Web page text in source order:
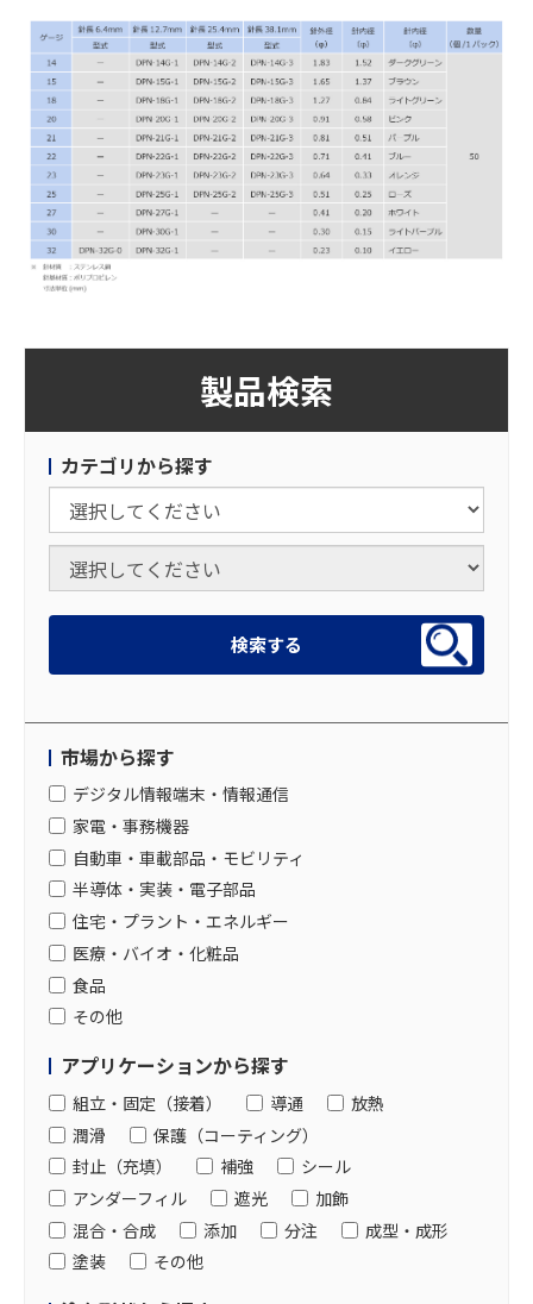
製品検索
カテゴリから探す
市場から探す
デジタル情報端末・情報通信
家電・事務機器
自動車・車載部品・モビリティ
半導体・実装・電子部品
住宅・プラント・エネルギー
医療・バイオ・化粧品
食品
その他
アプリケーションから探す
組立・固定（接着） 導通
放熱
潤滑
保護（コーティング）
封止（充填）
補強
シール
アンダーフィル
遮光
加飾
混合・合成
添加 分注
成型・成形
塗装
その他